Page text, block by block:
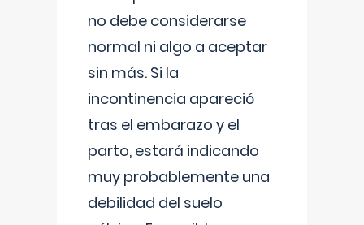
no debe considerarse
normal ni algo a aceptar
sin más. Si la
incontinencia apareció
tras el embarazo y el
parto, estará indicando
muy probablemente una
debilidad del suelo